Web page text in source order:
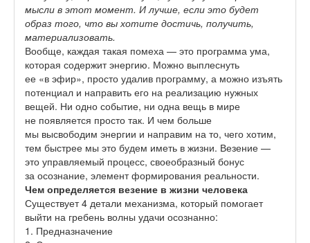
мысли в этот момент. И лучше, если это будет
образ того, что вы хотите достичь, получить,
материализовать.
Вообще, каждая такая помеха — это программа ума,
которая содержит энергию. Можно выплеснуть
ее «в эфир», просто удалив программу, а можно изъять
потенциал и направить его на реализацию нужных
вещей. Ни одно событие, ни одна вещь в мире
не появляется просто так. И чем больше
мы высвободим энергии и направим на то, чего хотим,
тем быстрее мы это будем иметь в жизни. Везение —
это управляемый процесс, своеобразный бонус
за осознание, элемент формирования реальности.
Чем определяется везение в жизни человека
Существует 4 детали механизма, который помогает
выйти на гребень волны удачи осознанно:
1. Предназначение